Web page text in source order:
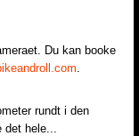
Du kan booke
rundt i den
hele...